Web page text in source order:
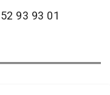
93 93 01